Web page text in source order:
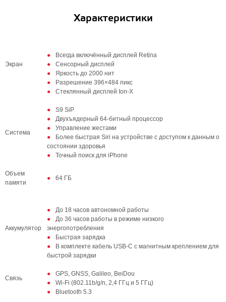
Характеристики
Экран
Всегда включённый дисплей Retina
Сенсорный дисплей
Яркость до 2000 нит
Разрешение 396×484 пикс
Стеклянный дисплей Ion-X
Система
S9 SiP
Двухъядерный 64‑битный процессор
Управление жестами
Более быстрая Siri на устройстве с доступом к данным о
состоянии здоровья
Точный поиск для iPhone
Объем
памяти
64 ГБ
Аккумулятор
До 18 часов автономной работы
До 36 часов работы в режиме низкого
энергопотребления
Быстрая зарядка
В комплекте кабель USB‑C с магнитным креплением для
быстрой зарядки
Связь
GPS, GNSS, Galileo, BeiDou
Wi-Fi (802.11b/g/n, 2,4 ГГц и 5 ГГц)
Bluetooth 5.3